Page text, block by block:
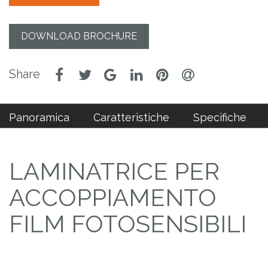
DOWNLOAD BROCHURE
Panoramica Caratteristiche Specifiche
LAMINATRICE PER
ACCOPPIAMENTO
FILM FOTOSENSIBILI